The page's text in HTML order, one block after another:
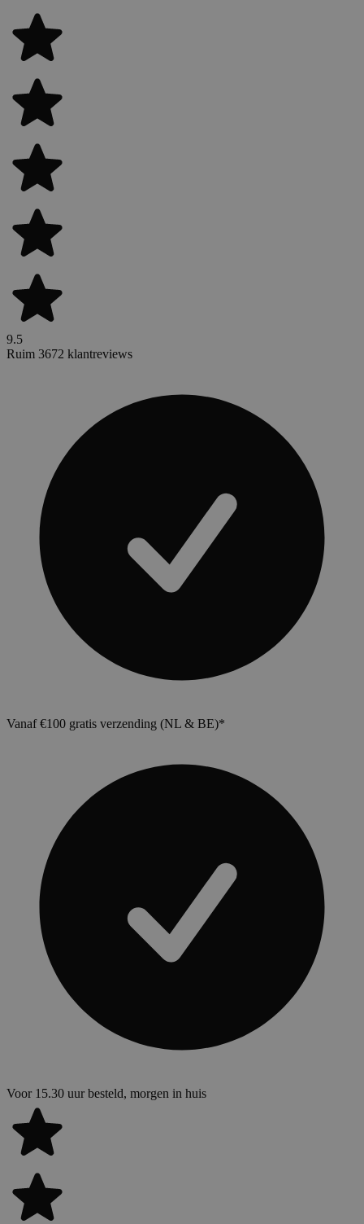
9.5
Ruim 3672 klantreviews
Vanaf €100 gratis verzending (NL & BE)*
Voor 15.30 uur besteld, morgen in huis